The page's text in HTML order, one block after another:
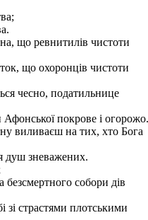
що ревнитилів чистоти
що охоронців чистоти
чесно, податильнице
покрове і огорожо.
виливаєш на тих, хто Бога
душ зневажених.
собори дів
зі страстями плотськими